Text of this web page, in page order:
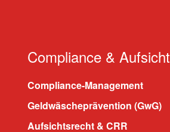
Compliance & Aufsicht
Compliance-Management
Geldwäscheprävention (GwG)
Aufsichtsrecht & CRR